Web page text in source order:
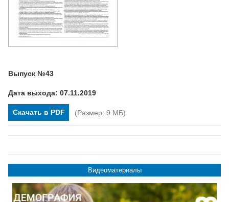
Выпуск №43
Дата выхода: 07.11.2019
Скачать в PDF (Размер: 9 МБ)
Видеоматериалы